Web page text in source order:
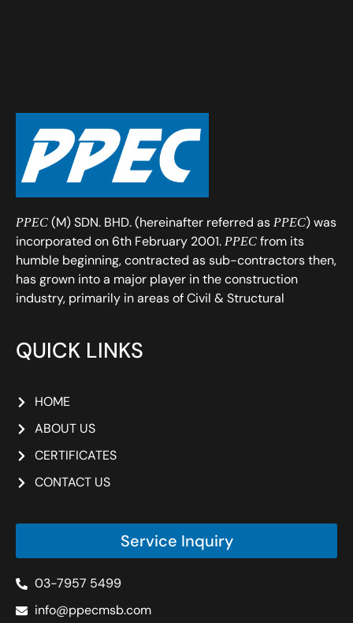
PPEC (M) SDN. BHD. (hereinafter referred as PPEC) was
incorporated on 6th February 2001. PPEC from its
humble beginning, contracted as sub-contractors then,
has grown into a major player in the construction
industry, primarily in areas of Civil & Structural
QUICK LINKS
HOME
ABOUT US
CERTIFICATES
CONTACT US
Service Inquiry
03-7957 5499
info@ppecmsb.com